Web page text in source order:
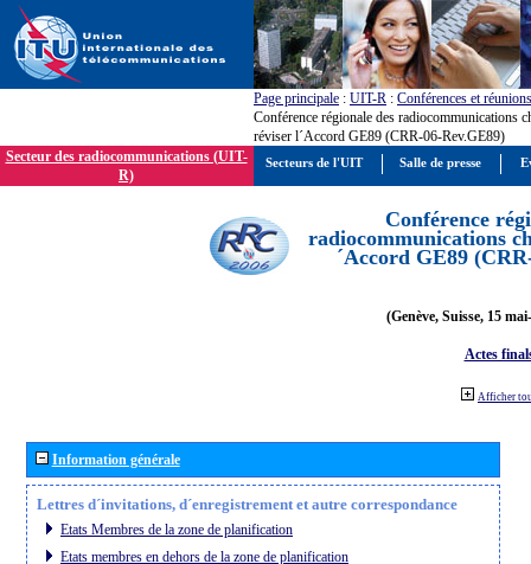
Page principale : UIT-R : Conférences et réunions
Conférence régionale des radiocommunications
réviser l´Accord GE89 (CRR-06-Rev.GE89)
Secteur des radiocommunications (UIT-
R)
Conférence
radiocommunications
´Accord GE89
(Genève, Suisse, 15
Actes
Afficher
Information générale
Lettres d´invitations, d´enregistrement et autre correspondance
Etats Membres de la zone de planification
Etats membres en dehors de la zone de planification
Secteurs de l'UIT Salle de presse